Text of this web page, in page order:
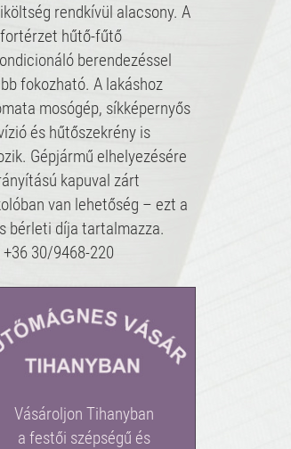
rendkívül alacsony. A
hűtő-fűtő
berendezéssel
fokozható. A lakáshoz
mosógép, síkképernyős
és hűtőszekrény is
Gépjármű elhelyezésére
kapuval zárt
van lehetőség – ezt a
bérleti díja tartalmazza.
+36 30/9468-220
Vásároljon Tihanyban
a festői szépségű és